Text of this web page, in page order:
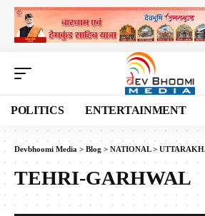
POLITICS ENTERTAINMENT
Devbhoomi Media > Blog > NATIONAL>
TEHRI-GARHWAL